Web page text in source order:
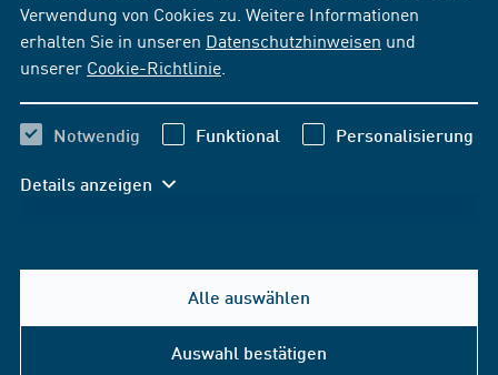
Verwendung von Cookies zu. Weitere Informationen
erhalten Sie in unseren Datenschutzhinweisen und
unserer Cookie-Richtlinie
Notwendig Funktional Personalisierung
Details anzeigen
Alle auswählen
Auswahl bestätigen